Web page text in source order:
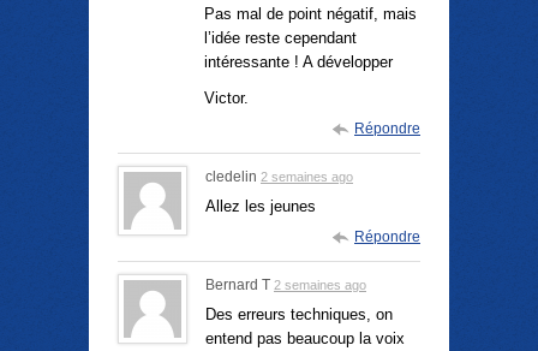
Pas mal de point négatif, mais
l’idée reste cependant
intéressante ! A développer
Victor.
Répondre
cledelin 2 semaines ago
Allez les jeunes
Répondre
Bernard T 2 semaines ago
Des erreurs techniques, on
entend pas beaucoup la voix